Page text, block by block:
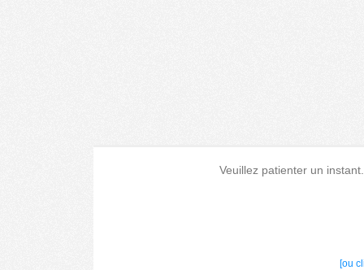
Veuillez patienter un
[ou